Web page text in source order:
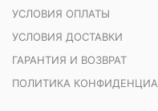
УСЛОВИЯ ОПЛАТЫ
УСЛОВИЯ ДОСТАВКИ
ГАРАНТИЯ И ВОЗВРАТ
ПОЛИТИКА